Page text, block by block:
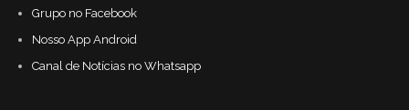
Grupo no Facebook
Nosso App Android
Canal de Notícias no Whatsapp